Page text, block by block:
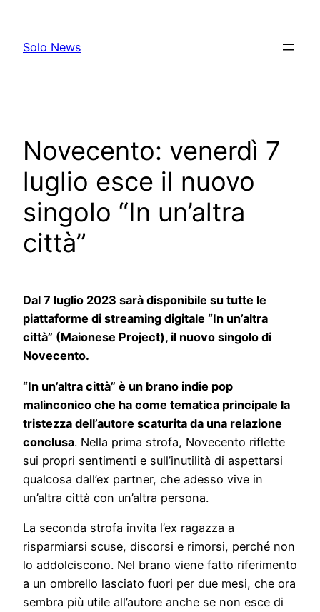
content
Solo News
Novecento: venerdì 7
luglio esce il nuovo
singolo “In un’altra
città”
Dal 7 luglio 2023 sarà disponibile su tutte le
piattaforme di streaming digitale “In un’altra
città” (Maionese Project), il nuovo singolo di
Novecento.
“In un’altra città” è un brano indie pop
malinconico che ha come tematica principale la
tristezza dell’autore scaturita da una relazione
conclusa. Nella prima strofa, Novecento riflette
sui propri sentimenti e sull’inutilità di aspettarsi
qualcosa dall’ex partner, che adesso vive in
un’altra città con un’altra persona.
La seconda strofa invita l’ex ragazza a
risparmiarsi scuse, discorsi e rimorsi, perché non
lo addolciscono. Nel brano viene fatto riferimento
a un ombrello lasciato fuori per due mesi, che ora
sembra più utile all’autore anche se non esce di